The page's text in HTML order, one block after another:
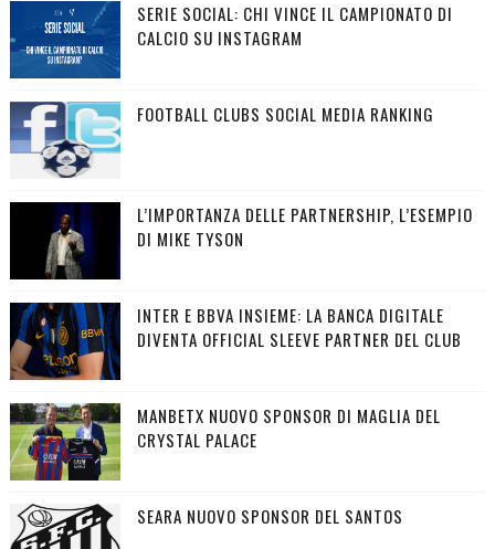
SERIE SOCIAL: CHI VINCE IL CAMPIONATO DI
CALCIO SU INSTAGRAM
FOOTBALL CLUBS SOCIAL MEDIA RANKING
L’IMPORTANZA DELLE PARTNERSHIP, L’ESEMPIO
DI MIKE TYSON
INTER E BBVA INSIEME: LA BANCA DIGITALE
DIVENTA OFFICIAL SLEEVE PARTNER DEL CLUB
MANBETX NUOVO SPONSOR DI MAGLIA DEL
CRYSTAL PALACE
SEARA NUOVO SPONSOR DEL SANTOS